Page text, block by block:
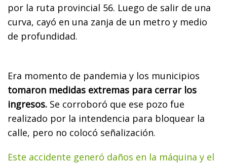
por la ruta provincial 56. Luego de salir de una
curva, cayó en una zanja de un metro y medio
de profundidad.
Era momento de pandemia y los municipios
tomaron medidas extremas para cerrar los
ingresos. Se corroboró que ese pozo fue
realizado por la intendencia para bloquear la
calle, pero no colocó señalización.
Este accidente generó daños en la máquina y el